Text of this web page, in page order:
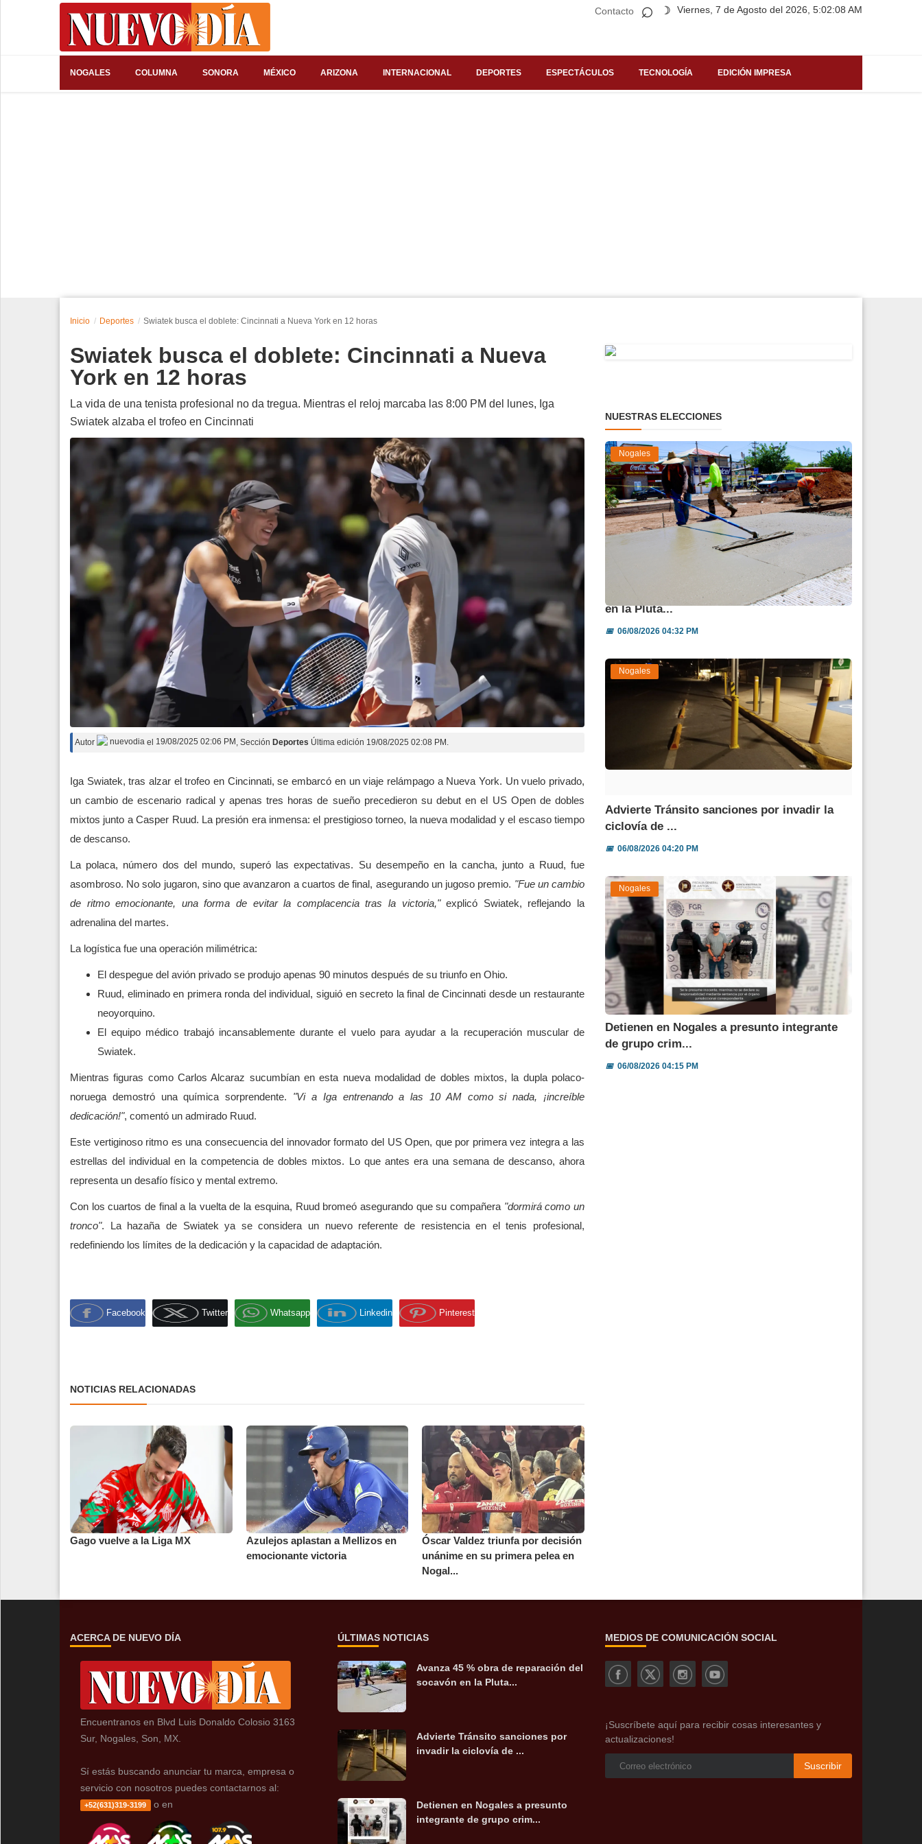
Contacto Viernes, 7 de Agosto del 2026, 5:02:08 AM
⌕ ☽
NOGALES COLUMNA SONORA MÉXICO ARIZONA INTERNACIONAL DEPORTES ESPECTÁCULOS TECNOLOGÍA EDICIÓN IMPRESA
Edición Impresa
Inicio Deportes Swiatek busca el doblete: Cincinnati a Nueva York en 12 horas
Swiatek busca el doblete: Cincinnati a Nueva
York en 12 horas
La vida de una tenista profesional no da tregua. Mientras el reloj marcaba las 8:00 PM del lunes, Iga
Swiatek alzaba el trofeo en Cincinnati
Autor nuevodia el 19/08/2025 02:06 PM , Sección Deportes Última edición 19/08/2025 02:08 PM.
Iga Swiatek, tras alzar el trofeo en Cincinnati, se embarcó en un viaje relámpago a Nueva York. Un vuelo privado,
un cambio de escenario radical y apenas tres horas de sueño precedieron su debut en el US Open de dobles
mixtos junto a Casper Ruud. La presión era inmensa: el prestigioso torneo, la nueva modalidad y el escaso tiempo
de descanso.
La polaca, número dos del mundo, superó las expectativas. Su desempeño en la cancha, junto a Ruud, fue
asombroso. No solo jugaron, sino que avanzaron a cuartos de final, asegurando un jugoso premio. "Fue un cambio
de ritmo emocionante, una forma de evitar la complacencia tras la victoria,"explicó Swiatek, reflejando la
adrenalina del martes.
La logística fue una operación milimétrica:
El despegue del avión privado se produjo apenas 90 minutos después de su triunfo en Ohio.
Ruud, eliminado en primera ronda del individual, siguió en secreto la final de Cincinnati desde un restaurante
neoyorquino.
El equipo médico trabajó incansablemente durante el vuelo para ayudar a la recuperación muscular de
Swiatek.
Mientras figuras como Carlos Alcaraz sucumbían en esta nueva modalidad de dobles mixtos, la dupla polaco-
noruega demostró una química sorprendente. "Vi a Iga entrenando a las 10 AM como si nada, ¡increíble
dedicación!", comentó un admirado Ruud.
Este vertiginoso ritmo es una consecuencia del innovador formato del US Open, que por primera vez integra a las
estrellas del individual en la competencia de dobles mixtos. Lo que antes era una semana de descanso, ahora
representa un desafío físico y mental extremo.
Con los cuartos de final a la vuelta de la esquina, Ruud bromeó asegurando que su compañera "dormirá como un
tronco". La hazaña de Swiatek ya se considera un nuevo referente de resistencia en el tenis profesional,
redefiniendo los límites de la dedicación y la capacidad de adaptación.
Facebook Twitter Whatsapp Linkedin Pinterest
NOTICIAS RELACIONADAS
Gago vuelve a la Liga MX
Azulejos aplastan a Mellizos en
emocionante victoria
Óscar Valdez triunfa por decisión
unánime en su primera pelea en
Nogal...
NUESTRAS ELECCIONES
Nogales
Avanza 45 % obra de reparación del socavón
en la Pluta...
📅06/08/2026 04:32 PM
Nogales
Advierte Tránsito sanciones por invadir la
ciclovía de ...
📅06/08/2026 04:20 PM
Nogales
Detienen en Nogales a presunto integrante
de grupo crim...
📅06/08/2026 04:15 PM
ACERCA DE NUEVO DÍA
Encuentranos en Blvd Luis Donaldo Colosio 3163
Sur, Nogales, Son, MX.
Sí estás buscando anunciar tu marca, empresa o
servicio con nosotros puedes contactarnos al:
+52(631)319-3199 o en
ÚLTIMAS NOTICIAS
Avanza 45 % obra de reparación del
socavón en la Pluta...
Advierte Tránsito sanciones por
invadir la ciclovía de ...
Detienen en Nogales a presunto
integrante de grupo crim...
MEDIOS DE COMUNICACIÓN SOCIAL
¡Suscríbete aquí para recibir cosas interesantes y
actualizaciones!
Suscribir